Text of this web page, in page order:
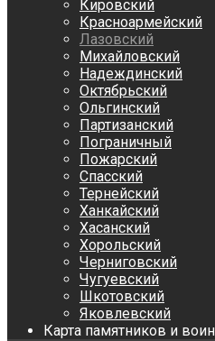
Кировский
Красноармейский
Лазовский
Михайловский
Надеждинский
Октябрьский
Ольгинский
Партизанский
Пограничный
Пожарский
Спасский
Тернейский
Ханкайский
Хасанский
Хорольский
Черниговский
Чугуевский
Шкотовский
Яковлевский
Карта памятников и